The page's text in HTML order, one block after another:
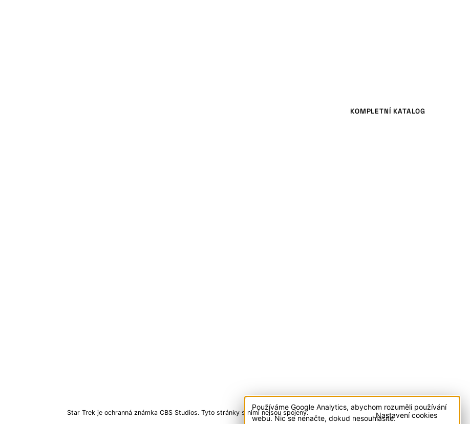
KOMPLETNÍ KATALOG
Star Trek je ochranná známka CBS Studios. Tyto stránky s nimi nejsou spojeny. Nastavení cookies
Cookies
Používáme Google Analytics, abychom rozuměli používání
webu. Nic se nenačte, dokud nesouhlasíte.